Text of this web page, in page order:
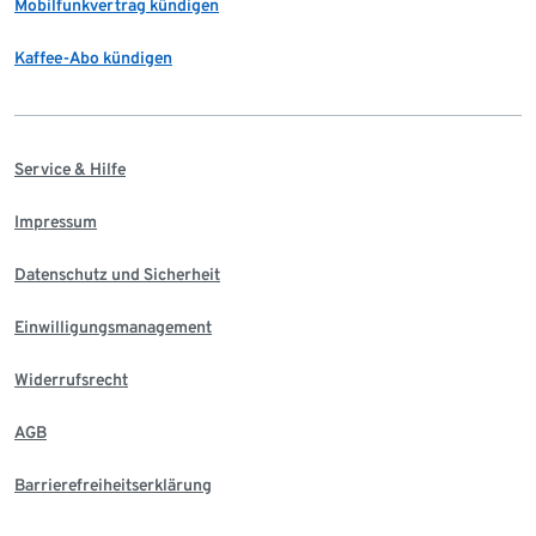
Mobilfunkvertrag kündigen
Kaffee-Abo kündigen
Service & Hilfe
Impressum
Datenschutz und Sicherheit
Einwilligungsmanagement
Widerrufsrecht
AGB
Barrierefreiheitserklärung